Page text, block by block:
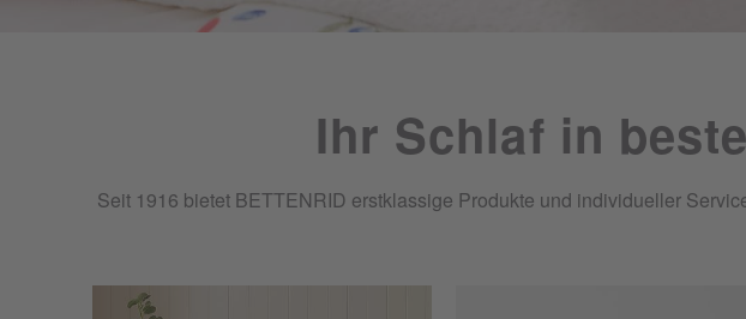
Ihr Schlaf in
Seit 1916 bietet BETTENRID erstklassige Produkte und individueller